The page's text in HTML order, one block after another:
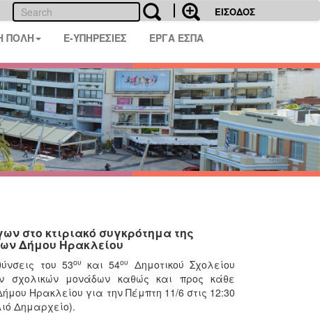
ΕΙΣΟΔΟΣ
ΠΟΛΗ E-ΥΠΗΡΕΣΙΕΣ ΕΡΓΑ ΕΣΠΑ
στο κτιριακό συγκρότημα της
Δήμου Ηρακλείου
του 53ου και 54ου
Δημοτικού Σχολείου
σχολικών μονάδων καθώς και προς κάθε
Ηρακλείου για την Πέμπτη 11/6 στις 12:30
Δημαρχείο).